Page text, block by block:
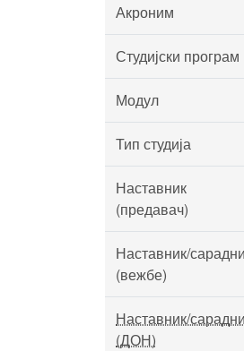
Акроним
Студијски програм
Модул
Тип студија
Наставник
(предавач)
Наставник/
(вежбе)
Наставник/
(ДОН)